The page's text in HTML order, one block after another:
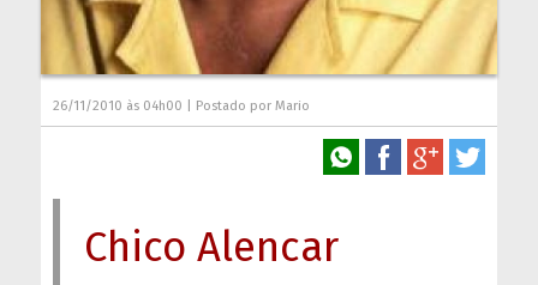
26/11/2010 às 04h00 | Postado por Mario
Chico Alencar